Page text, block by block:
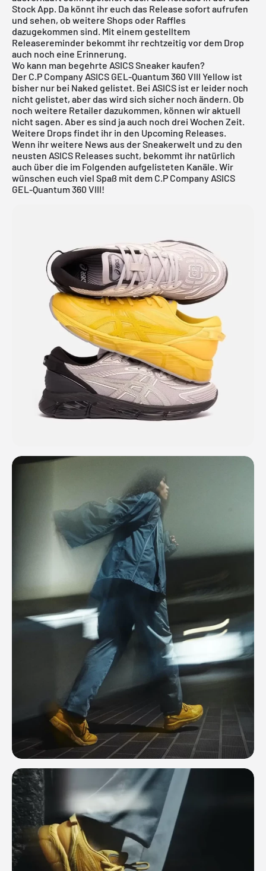
Stock App. Da könnt ihr euch das Release sofort aufrufen
und sehen, ob weitere Shops oder Raffles
dazugekommen sind. Mit einem gestelltem
Releasereminder bekommt ihr rechtzeitig vor dem Drop
auch noch eine Erinnerung.
Wo kann man begehrte ASICS Sneaker kaufen?
Der C.P Company ASICS GEL-Quantum 360 VIII Yellow ist
bisher nur bei Naked gelistet. Bei ASICS ist er leider noch
nicht gelistet, aber das wird sich sicher noch ändern. Ob
noch weitere Retailer dazukommen, können wir aktuell
nicht sagen. Aber es sind ja auch noch drei Wochen Zeit.
Weitere Drops findet ihr in den Upcoming Releases.
Wenn ihr weitere News aus der Sneakerwelt und zu den
neusten ASICS Releases sucht, bekommt ihr natürlich
auch über die im Folgenden aufgelisteten Kanäle. Wir
wünschen euch viel Spaß mit dem C.P Company ASICS
GEL-Quantum 360 VIII!